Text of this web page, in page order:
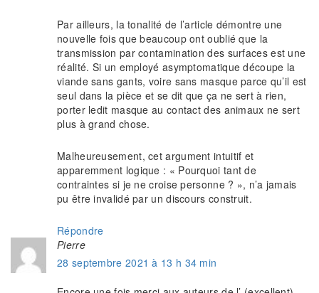
Par ailleurs, la tonalité de l’article démontre une
nouvelle fois que beaucoup ont oublié que la
transmission par contamination des surfaces est une
réalité. Si un employé asymptomatique découpe la
viande sans gants, voire sans masque parce qu’il est
seul dans la pièce et se dit que ça ne sert à rien,
porter ledit masque au contact des animaux ne sert
plus à grand chose.
Malheureusement, cet argument intuitif et
apparemment logique : « Pourquoi tant de
contraintes si je ne croise personne ? », n’a jamais
pu être invalidé par un discours construit.
Répondre
Pierre
28 septembre 2021 à 13 h 34 min